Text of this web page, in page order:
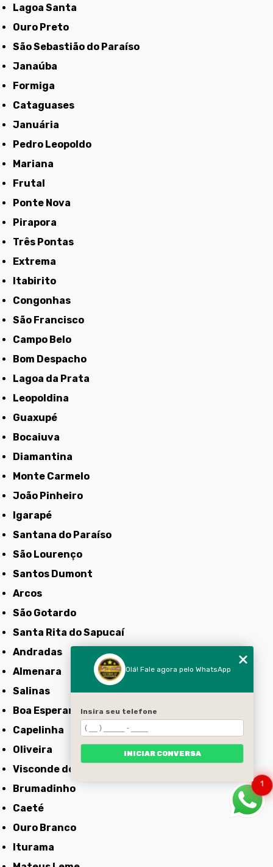
Lagoa Santa
Ouro Preto
São Sebastião do Paraíso
Janaúba
Formiga
Cataguases
Januária
Pedro Leopoldo
Mariana
Frutal
Ponte Nova
Pirapora
Três Pontas
Extrema
Itabirito
Congonhas
São Francisco
Campo Belo
Bom Despacho
Lagoa da Prata
Leopoldina
Guaxupé
Bocaiuva
Diamantina
Monte Carmelo
João Pinheiro
Igarapé
Santana do Paraíso
São Lourenço
Santos Dumont
Arcos
São Gotardo
Santa Rita do Sapucaí
Andradas
Almenara
Salinas
Boa Esperança
Capelinha
Oliveira
Visconde do Rio Branco
Brumadinho
Caeté
Ouro Branco
Iturama
1
Olá! Fale agora pelo WhatsApp
Insira seu telefone
INICIAR CONVERSA